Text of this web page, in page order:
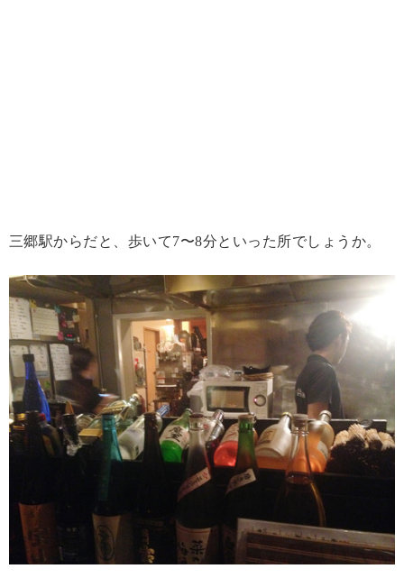
三郷駅からだと、歩いて7〜8分といった所でしょうか。